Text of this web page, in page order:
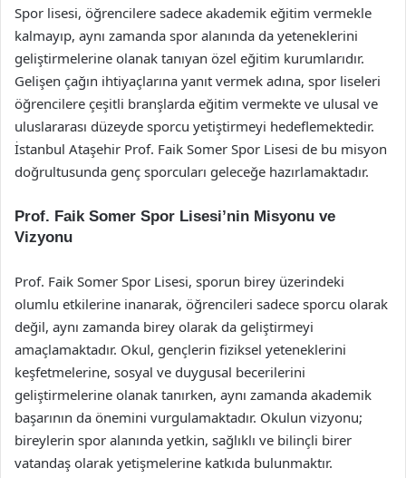
Spor lisesi, öğrencilere sadece akademik eğitim vermekle
kalmayıp, aynı zamanda spor alanında da yeteneklerini
geliştirmelerine olanak tanıyan özel eğitim kurumlarıdır.
Gelişen çağın ihtiyaçlarına yanıt vermek adına, spor liseleri
öğrencilere çeşitli branşlarda eğitim vermekte ve ulusal ve
uluslararası düzeyde sporcu yetiştirmeyi hedeflemektedir.
İstanbul Ataşehir Prof. Faik Somer Spor Lisesi de bu misyon
doğrultusunda genç sporcuları geleceğe hazırlamaktadır.
Prof. Faik Somer Spor Lisesi’nin Misyonu ve
Vizyonu
Prof. Faik Somer Spor Lisesi, sporun birey üzerindeki
olumlu etkilerine inanarak, öğrencileri sadece sporcu olarak
değil, aynı zamanda birey olarak da geliştirmeyi
amaçlamaktadır. Okul, gençlerin fiziksel yeteneklerini
keşfetmelerine, sosyal ve duygusal becerilerini
geliştirmelerine olanak tanırken, aynı zamanda akademik
başarının da önemini vurgulamaktadır. Okulun vizyonu;
bireylerin spor alanında yetkin, sağlıklı ve bilinçli birer
vatandaş olarak yetişmelerine katkıda bulunmaktır.